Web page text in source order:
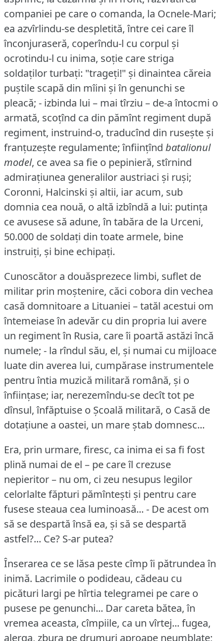
companiei pe care o comanda, la Ocnele-Mari;
ea azvîrlindu-se despletită, între cei care îl
înconjuraseră, coperîndu-l cu corpul și
ocrotindu-l cu inima, soție care striga
soldaților turbați: "trageți!" și dinaintea căreia
puștile scapă din mîini și în genunchi se
pleacă; - izbinda lui – mai tîrziu – de-a întocmi o
armată, scoțînd ca din pămînt regiment după
regiment, instruind-o, traducînd din rusește și
franțuzește regulamente; înființînd batalionul
model, ce avea sa fie o pepinieră, stîrnind
admirațiunea generalilor austriaci și ruși;
Coronni, Halcinski și altii, iar acum, sub
domnia cea nouă, o altă izbîndă a lui: putința
ce avusese să adune, în tabăra de la Urceni,
50.000 de soldați din toate armele, bine
instruiți, și bine echipați.
Cunoscător a douăsprezece limbi, suflet de
militar prin moștenire, căci cobora din vechea
casă domnitoare a Lituaniei – tatăl acestui om
întemeiase în adevăr cu din propria lui avere
un regiment în Rusia, care îi poartă astăzi încă
numele; - la rîndul său, el, și numai cu mijloace
luate din averea lui, cumpărase instrumentele
pentru întia muzică militară română, și o
înființase; iar, nerezemîndu-se decît tot pe
dînsul, înfăptuise o Școală militară, o Casă de
dotațiune a oastei, un mare ștab domnesc...
Era, prin urmare, firesc, ca inima ei sa fi fost
plină numai de el – pe care îl crezuse
nepieritor – nu om, ci zeu nesupus legilor
celorlalte făpturi pămîntești și pentru care
fusese steaua cea luminoasă... - De acest om
să se despartă însă ea, și să se despartă
astfel?... Ce? S-ar putea?
Înserarea ce se lăsa peste cîmp îi pătrundea în
inimă. Lacrimile o podideau, cădeau cu
picături largi pe hîrtia telegramei pe care o
pusese pe genunchi... Dar careta bătea, în
vremea aceasta, cîmpiile, ca un vîrtej... fugea,
alerga, zbura pe drumuri aproape neumblate;